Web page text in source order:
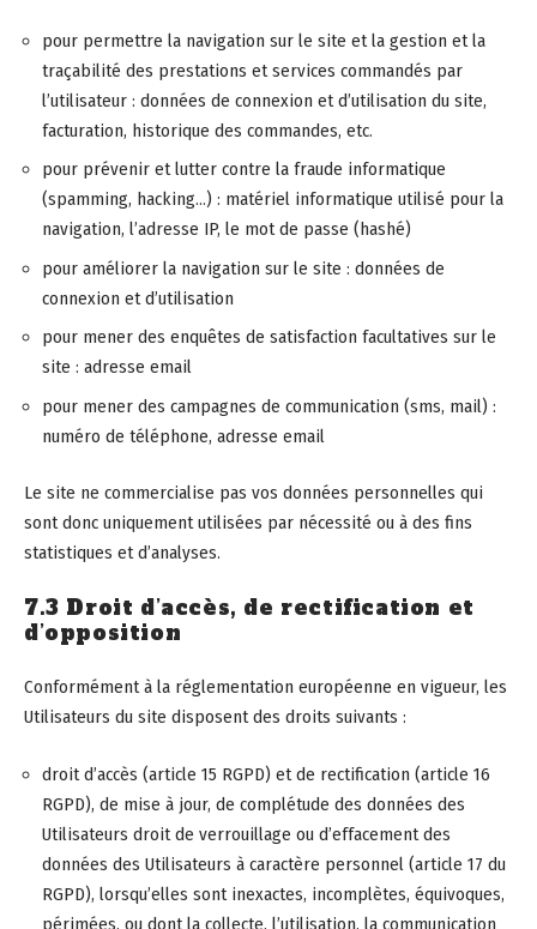
pour permettre la navigation sur le site et la gestion et la
traçabilité des prestations et services commandés par
l’utilisateur : données de connexion et d’utilisation du site,
facturation, historique des commandes, etc.
pour prévenir et lutter contre la fraude informatique
(spamming, hacking…) : matériel informatique utilisé pour la
navigation, l’adresse IP, le mot de passe (hashé)
pour améliorer la navigation sur le site : données de
connexion et d’utilisation
pour mener des enquêtes de satisfaction facultatives sur le
site : adresse email
pour mener des campagnes de communication (sms, mail) :
numéro de téléphone, adresse email
Le site ne commercialise pas vos données personnelles qui
sont donc uniquement utilisées par nécessité ou à des fins
statistiques et d’analyses.
7.3 Droit d’accès, de rectification et
d’opposition
Conformément à la réglementation européenne en vigueur, les
Utilisateurs du site disposent des droits suivants :
droit d’accès (article 15 RGPD) et de rectification (article 16
RGPD), de mise à jour, de complétude des données des
Utilisateurs droit de verrouillage ou d’effacement des
données des Utilisateurs à caractère personnel (article 17 du
RGPD), lorsqu’elles sont inexactes, incomplètes, équivoques,
périmées, ou dont la collecte, l’utilisation, la communication